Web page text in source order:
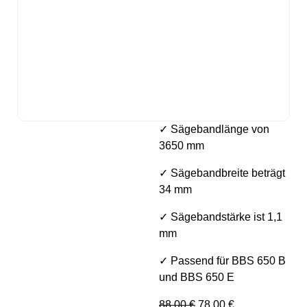
✓ Sägebandlänge von
3650 mm
✓ Sägebandbreite beträgt
34 mm
✓ Sägebandstärke ist 1,1
mm
✓ Passend für BBS 650 B
und BBS 650 E
88,00€ Ursprünglicher Preis
78,00 €Aktueller Preis